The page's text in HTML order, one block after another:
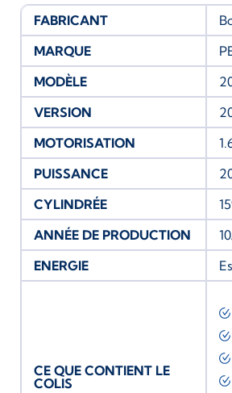
FABRICANT
MARQUE
MODÈLE
VERSION
MOTORISATION
PUISSANCE
CYLINDRÉE
ANNÉE DE PRODUCTION
ENERGIE
CE QUE CONTIENT LE
COLIS